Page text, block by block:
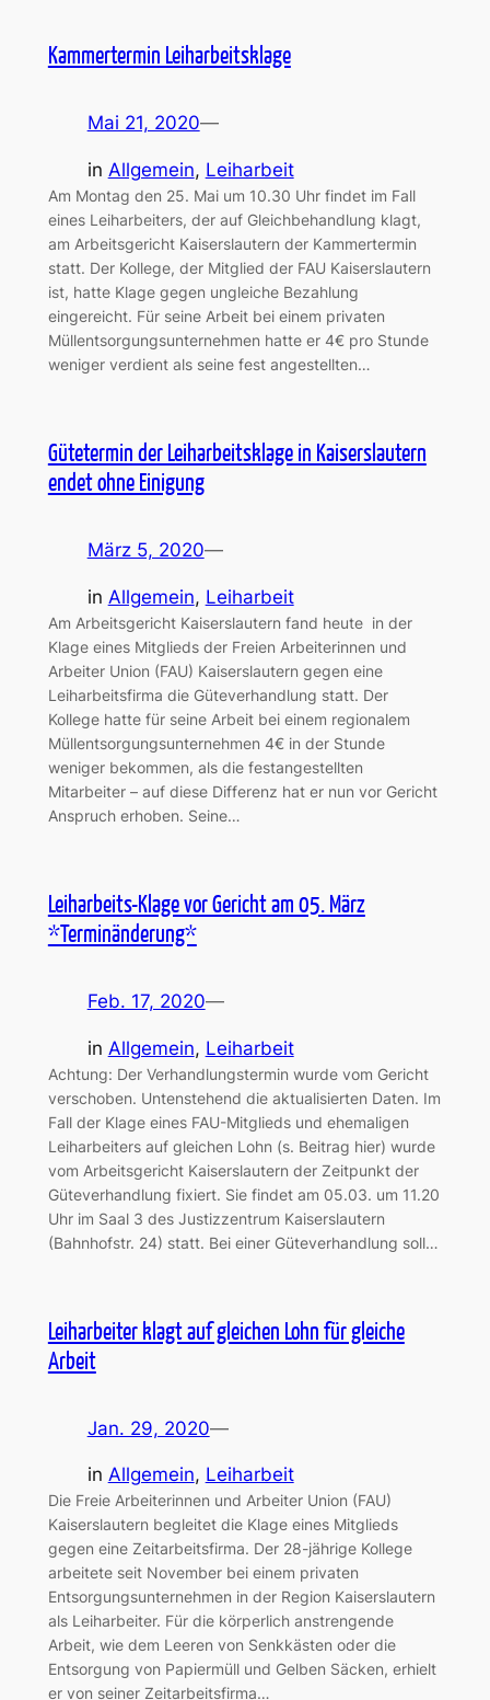
Kammertermin Leiharbeitsklage
Mai 21, 2020—
in Allgemein, Leiharbeit
Am Montag den 25. Mai um 10.30 Uhr findet im Fall
eines Leiharbeiters, der auf Gleichbehandlung klagt,
am Arbeitsgericht Kaiserslautern der Kammertermin
statt. Der Kollege, der Mitglied der FAU Kaiserslautern
ist, hatte Klage gegen ungleiche Bezahlung
eingereicht. Für seine Arbeit bei einem privaten
Müllentsorgungsunternehmen hatte er 4€ pro Stunde
weniger verdient als seine fest angestellten…
Gütetermin der Leiharbeitsklage in Kaiserslautern
endet ohne Einigung
März 5, 2020—
in Allgemein, Leiharbeit
Am Arbeitsgericht Kaiserslautern fand heute in der
Klage eines Mitglieds der Freien Arbeiterinnen und
Arbeiter Union (FAU) Kaiserslautern gegen eine
Leiharbeitsfirma die Güteverhandlung statt. Der
Kollege hatte für seine Arbeit bei einem regionalem
Müllentsorgungsunternehmen 4€ in der Stunde
weniger bekommen, als die festangestellten
Mitarbeiter – auf diese Differenz hat er nun vor Gericht
Anspruch erhoben. Seine…
Leiharbeits-Klage vor Gericht am 05. März
*Terminänderung*
Feb. 17, 2020—
in Allgemein, Leiharbeit
Achtung: Der Verhandlungstermin wurde vom Gericht
verschoben. Untenstehend die aktualisierten Daten. Im
Fall der Klage eines FAU-Mitglieds und ehemaligen
Leiharbeiters auf gleichen Lohn (s. Beitrag hier) wurde
vom Arbeitsgericht Kaiserslautern der Zeitpunkt der
Güteverhandlung fixiert. Sie findet am 05.03. um 11.20
Uhr im Saal 3 des Justizzentrum Kaiserslautern
(Bahnhofstr. 24) statt. Bei einer Güteverhandlung soll…
Leiharbeiter klagt auf gleichen Lohn für gleiche
Arbeit
Jan. 29, 2020—
in Allgemein, Leiharbeit
Die Freie Arbeiterinnen und Arbeiter Union (FAU)
Kaiserslautern begleitet die Klage eines Mitglieds
gegen eine Zeitarbeitsfirma. Der 28-jährige Kollege
arbeitete seit November bei einem privaten
Entsorgungsunternehmen in der Region Kaiserslautern
als Leiharbeiter. Für die körperlich anstrengende
Arbeit, wie dem Leeren von Senkkästen oder die
Entsorgung von Papiermüll und Gelben Säcken, erhielt
er von seiner Zeitarbeitsfirma…